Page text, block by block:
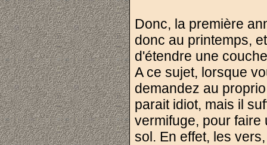
Donc, la première
donc au printemps,
d'étendre une
A ce sujet, lorsque
demandez au
parait idiot, mais il
vermifuge, pour
sol. En effet, les